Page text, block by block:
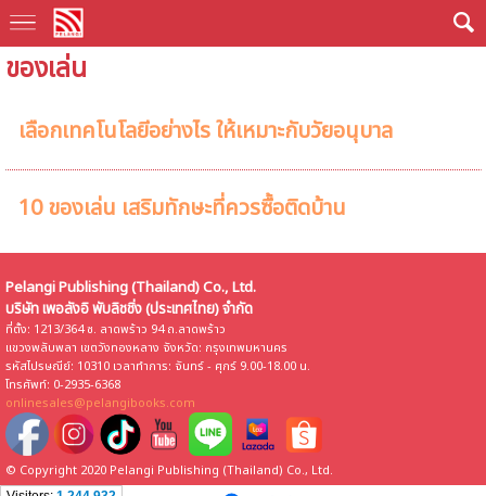
ของเล่น
เลือกเทคโนโลยีอย่างไร ให้เหมาะกับวัยอนุบาล
10 ของเล่น เสริมทักษะที่ควรซื้อติดบ้าน
Pelangi Publishing (Thailand) Co., Ltd.
บริษัท เพอลังอิ พับลิชชิ่ง (ประเทศไทย) จำกัด
ที่ตั้ง: 1213/364 ซ. ลาดพร้าว 94 ถ.ลาดพร้าว
แขวงพลับพลา เขตวังทองหลาง จังหวัด: กรุงเทพมหานคร
รหัสไปรษณีย์: 10310 เวลาทำการ: จันทร์ - ศุกร์ 9.00-18.00 น.
โทรศัพท์: 0-2935-6368
onlinesales@pelangibooks.com
© Copyright 2020 Pelangi Publishing (Thailand) Co., Ltd.